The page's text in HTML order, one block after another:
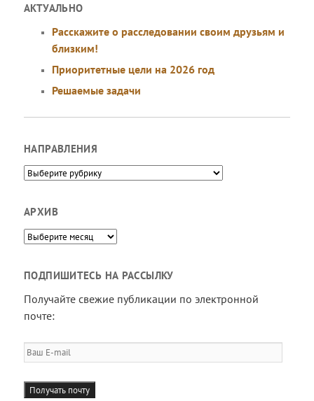
АКТУАЛЬНО
Расскажите о расследовании своим друзьям и
близким!
Приоритетные цели на 2026 год
Решаемые задачи
НАПРАВЛЕНИЯ
Направления
АРХИВ
Архив
ПОДПИШИТЕСЬ НА РАССЫЛКУ
Получайте свежие публикации по электронной
почте:
Ваш
E-
mail
Получать почту